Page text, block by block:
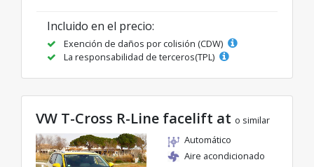
Incluido en el precio:
Exención de daños por colisión (CDW)
La responsabilidad de terceros(TPL)
VW T-Cross R-Line facelift at o similar
Automático
Aire acondicionado